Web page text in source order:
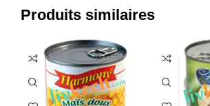
Produits similaires